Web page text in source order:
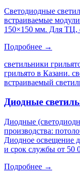
Светодиодные
встраиваемые
150×150 мм. Для ТЦ,
Подробнее →
светильники
грильято в Казани.
встраиваемый
Диодные
Диодные
производства:
Диодное освещение
и срок службы от 50
Подробнее →